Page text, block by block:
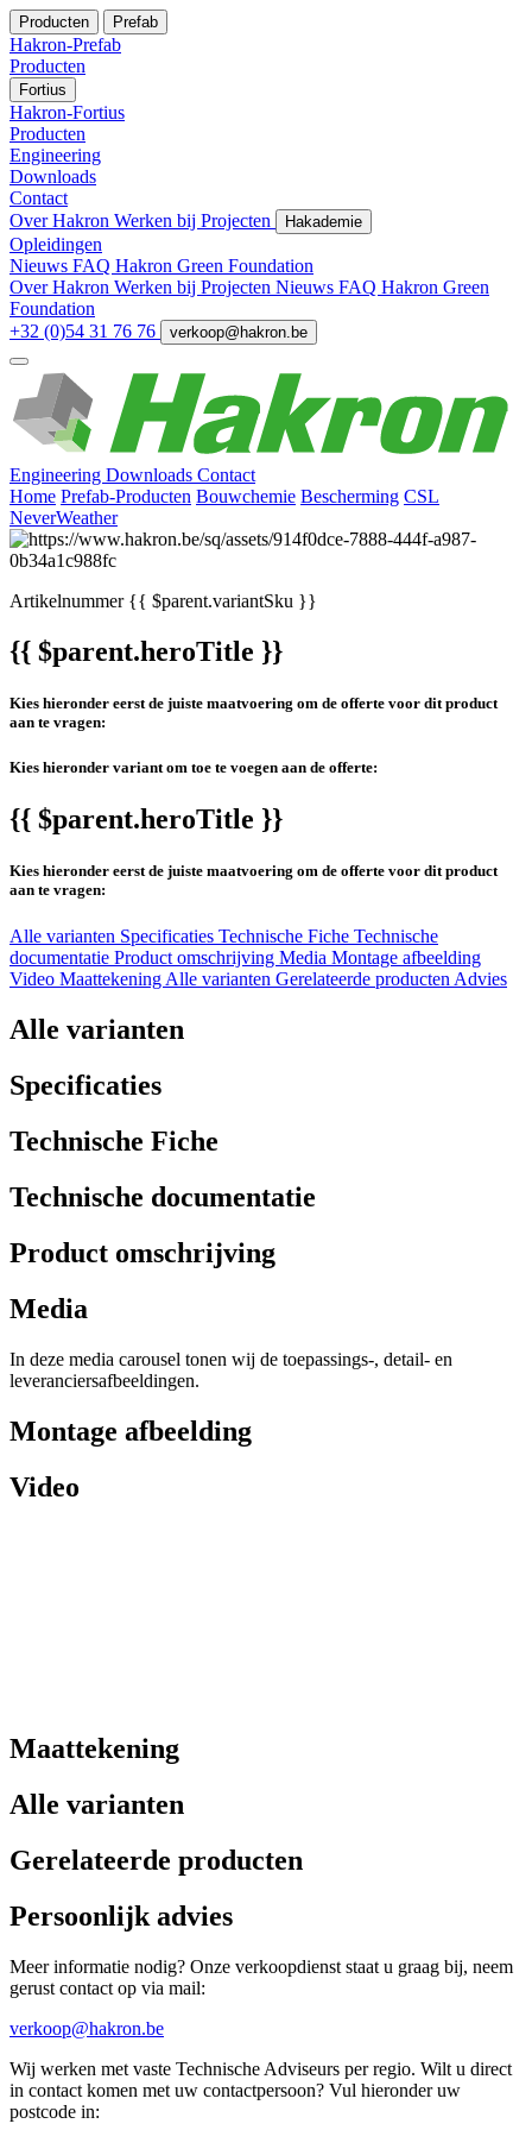
Producten Prefab
Hakron-Prefab
Producten
Fortius
Hakron-Fortius
Producten
Engineering
Downloads
Contact
Over Hakron Werken bij Projecten Hakademie
Opleidingen
Nieuws FAQ Hakron Green Foundation
Over Hakron Werken bij Projecten Nieuws FAQ Hakron Green
Foundation
+32 (0)54 31 76 76
verkoop@hakron.be
Engineering Downloads Contact
Home Prefab-Producten Bouwchemie Bescherming CSL
NeverWeather
Artikelnummer{{ $parent.variantSku }}
{{ $parent.heroTitle }}
Kies hieronder eerst de juiste maatvoering om de offerte voor dit product
aan te vragen:
Kies hieronder variant om toe te voegen aan de offerte:
{{ $parent.heroTitle }}
Kies hieronder eerst de juiste maatvoering om de offerte voor dit product
aan te vragen:
Alle varianten Specificaties Technische Fiche Technische
documentatie Product omschrijving Media Montage afbeelding
Video MaattekeningAlle varianten Gerelateerde productenAdvies
Alle varianten
Specificaties
Technische Fiche
Technische documentatie
Product omschrijving
Media
In deze media carousel tonen wij de toepassings-, detail- en
leveranciersafbeeldingen.
Montage afbeelding
Video
Maattekening
Alle varianten
Gerelateerde producten
Persoonlijk advies
Meer informatie nodig? Onze verkoopdienst staat u graag bij, neem
gerust contact op via mail:
verkoop@hakron.be
Wij werken met vaste Technische Adviseurs per regio. Wilt u direct
in contact komen met uw contactpersoon? Vul hieronder uw
postcode in: